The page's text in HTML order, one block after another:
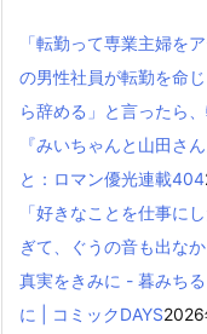
「転勤って専業主婦を
の男性社員が転勤を命
ら辞める」と言ったら
『みいちゃんと山田さ
と：ロマン優光連載404
「好きなことを仕事に
ぎて、ぐうの音も出な
真実をきみに - 暮みち
に | コミックDAYS